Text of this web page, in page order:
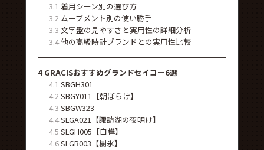
3.1 着用シーン別の選び方
3.2ムーブメント別の使い勝手
3.3 文字盤の見やすさと実用性の詳細分析
3.4他の高級時計ブランドとの実用性比較
4GRACISおすすめグランドセイコー6選
4.1 SBGH301
4.2SBGY011【朝ぼらけ】
4.3 SBGW323
4.4SLGA021【諏訪湖の夜明け】
4.5 SLGH005【白樺】
4.6SLGB003【樹氷】